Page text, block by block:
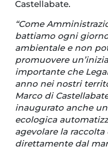
Castellabate.
“Come
battiamo ogni
ambientale e non
promuovere
importante che
anno nei nostri
Marco di
inaugurato anche
ecologica
agevolare la
direttamente dal